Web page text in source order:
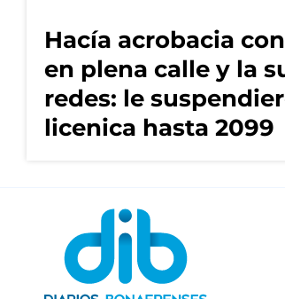
Hacía acrobacia
en plena calle y la
redes: le
licenica hasta 2099